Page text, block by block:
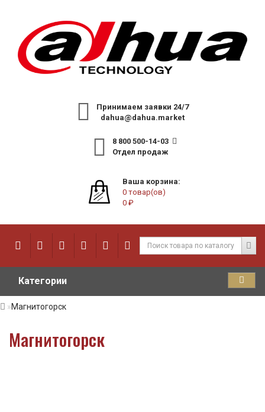
Принимаем заявки 24/7
dahua@dahua.market
8 800 500-14-03
Отдел продаж
Ваша корзина:
0 товар(ов)
0 ₽
Категории
Магнитогорск
Магнитогорск